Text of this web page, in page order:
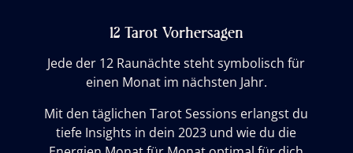
12 Tarot Vorhersagen
Jede der 12 Raunächte steht symbolisch für
einen Monat im nächsten Jahr.
Mit den täglichen Tarot Sessions erlangst du
tiefe Insights in dein 2023 und wie du die